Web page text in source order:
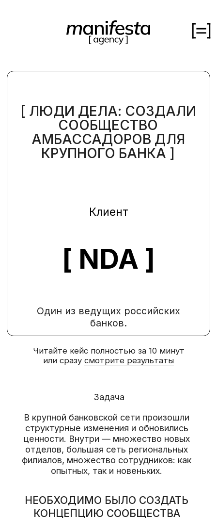
кейсы
медиа
вакансии
об агенстве
Клиент
КРУПНОГО БАНКА ]
Читайте кейс полностью за 10 минут
смотрите результаты
НЕОБХОДИМО БЫЛО СОЗДАТЬ
КОНЦЕПЦИЮ СООБЩЕСТВА
в распространении культуры, продвижении
HR-бренда и повышении вовлеченности,
сотрудников и ещё одним каналом
внутренних коммуникаций.
ценности. Внутри — множество новых
отделов, большая сеть региональных
филиалов, множество сотрудников: как
опытных, так и новеньких.